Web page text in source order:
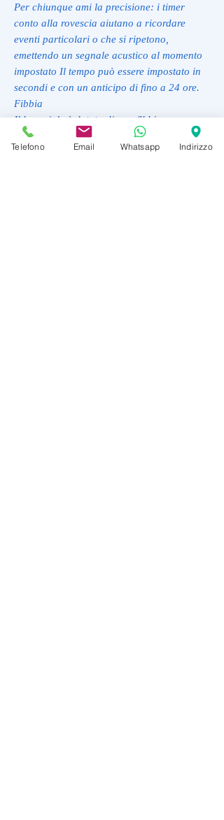
Per chiunque ami la precisione: i timer
conto alla rovescia aiutano a ricordare
eventi particolari o che si ripetono,
emettendo un segnale acustico al momento
impostato Il tempo può essere impostato in
secondi e con un anticipo di fino a 24 ore.
Fibbia
Il bracciale è dotato di una fibbia.
Classificazione di impermeabilità (20 bar)
Perfetto per l'immersione in apnea senza
Telefono Email Whatsapp Indirizzo